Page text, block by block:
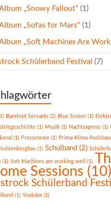
„Snowy Fallout“ (1)
„Sofas for Mars“ (1)
„Soft Machines Are
Schülerband Festival (7)
Barefoot Servants (1) Blue Screen (1)
(1) Musik (1) Nachtexpress (1)
(1) Pressetexte (1) Prima-Klima-
(1) Schulband (2)
(1) Soft Machines are working well (1)
Sessions (10)
Schülerband
(1) Youtube (1)